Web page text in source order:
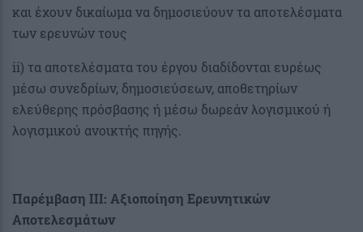
και έχουν δικαίωμα να δημοσιεύουν τα αποτελέσματα
των ερευνών τους
ii) τα αποτελέσματα του έργου διαδίδονται ευρέως
μέσω συνεδρίων, δημοσιεύσεων, αποθετηρίων
ελεύθερης πρόσβασης ή μέσω δωρεάν λογισμικού ή
λογισμικού ανοικτής πηγής.
Παρέμβαση III: Αξιοποίηση Ερευνητικών
Αποτελεσμάτων